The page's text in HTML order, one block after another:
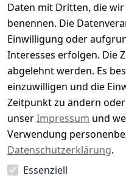
5
4
3
2
1
Es hat noch niemand
Artikel abgegeben
Daten mit Dritten, die
benennen. Die
Einwilligung oder
Interesses erfolgen. Die
abgelehnt werden. Es
einzuwilligen und die
Zeitpunkt zu ändern
unserImpressum und
Verwendung
Datenschutzerklärung.
Essenziell